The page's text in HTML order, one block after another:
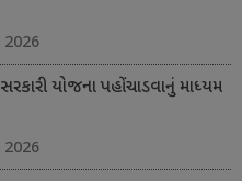
યોજના પહોંચાડવાનું માધ્યમ